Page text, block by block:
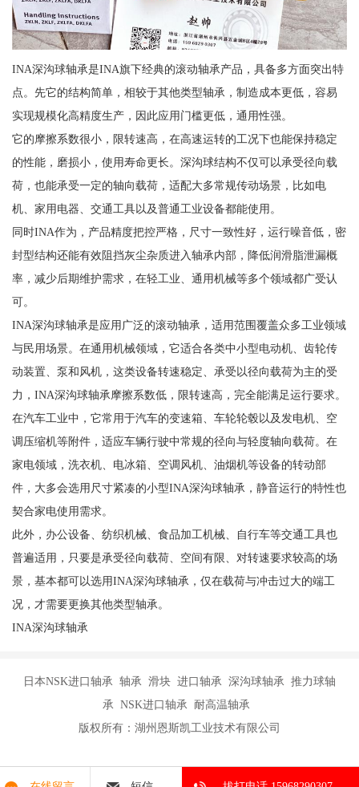
INA深沟球轴承是INA旗下经典的滚动轴承产品，具备多方面突出特
点。先它的结构简单，相较于其他类型轴承，制造成本更低，容易
实现规模化高精度生产，因此应用门槛更低，通用性强。
它的摩擦系数很小，限转速高，在高速运转的工况下也能保持稳定
的性能，磨损小，使用寿命更长。深沟球结构不仅可以承受径向载
荷，也能承受一定的轴向载荷，适配大多常规传动场景，比如电
机、家用电器、交通工具以及普通工业设备都能使用。
同时INA作为，产品精度把控严格，尺寸一致性好，运行噪音低，密
封型结构还能有效阻挡灰尘杂质进入轴承内部，降低润滑脂泄漏概
率，减少后期维护需求，在轻工业、通用机械等多个领域都广受认
可。
INA深沟球轴承是应用广泛的滚动轴承，适用范围覆盖众多工业领域
与民用场景。在通用机械领域，它适合各类中小型电动机、齿轮传
动装置、泵和风机，这类设备转速稳定、承受以径向载荷为主的受
力，INA深沟球轴承摩擦系数低，限转速高，完全能满足运行要求。
在汽车工业中，它常用于汽车的变速箱、车轮轮毂以及发电机、空
调压缩机等附件，适应车辆行驶中常规的径向与轻度轴向载荷。在
家电领域，洗衣机、电冰箱、空调风机、油烟机等设备的转动部
件，大多会选用尺寸紧凑的小型INA深沟球轴承，静音运行的特性也
契合家电使用需求。
此外，办公设备、纺织机械、食品加工机械、自行车等交通工具也
普遍适用，只要是承受径向载荷、空间有限、对转速要求较高的场
景，基本都可以选用INA深沟球轴承，仅在载荷与冲击过大的端工
况，才需要更换其他类型轴承。
INA深沟球轴承
日本NSK进口轴承 轴承 滑块 进口轴承 深沟球轴承 推力球轴
承 NSK进口轴承 耐高温轴承
版权所有：湖州恩斯凯工业技术有限公司